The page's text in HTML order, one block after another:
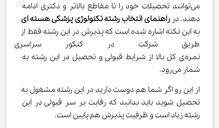
می‌توانند تحصیلات خود را تا مقاطع بالاتر و دکتری ادامه
دهند. در راهنمای انتخاب رشته تکنولوژی پزشکی هسته ای
به این نکته اشاره شده است که پذیرش در این رشته فقط از
طریق شرکت در کنکور
نمره‌ی کل بالا از شرایط قبولی و تحصیل در این رشته به
شمار می‌رود.
از این رو اگر شما هم دوست دارید در این رشته مشغول به
تحصیل شوید باید بدانید که رقابت بر سر قبولی در این
رشته زیاد است و ظرفیت پذیرش هم پایین است.